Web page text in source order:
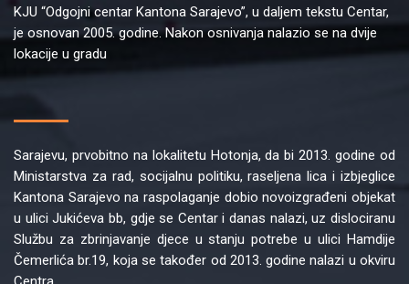
KJU “Odgojni centar Kantona Sarajevo”, u daljem tekstu Centar,
je osnovan 2005. godine. Nakon osnivanja nalazio se na dvije
lokacije u gradu
Sarajevu, prvobitno na lokalitetu Hotonja, da bi 2013. godine od
Ministarstva za rad, socijalnu politiku, raseljena lica i izbjeglice
Kantona Sarajevo na raspolaganje dobio novoizgrađeni objekat
u ulici Jukićeva bb, gdje se Centar i danas nalazi, uz dislociranu
Službu za zbrinjavanje djece u stanju potrebe u ulici Hamdije
Čemerlića br.19, koja se također od 2013. godine nalazi u okviru